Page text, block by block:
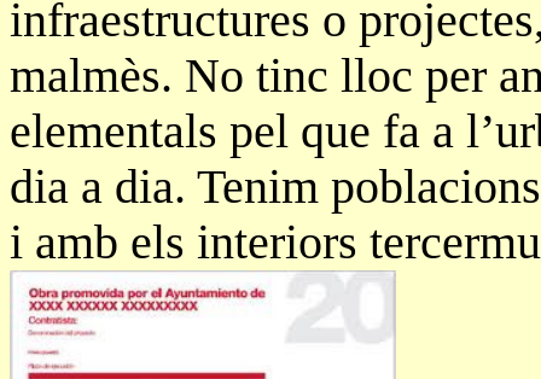
infraestructures o
malmès. No tinc lloc per
elementals pel que fa a
dia a dia. Tenim
i amb els interiors